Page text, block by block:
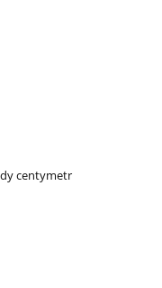
centymetr